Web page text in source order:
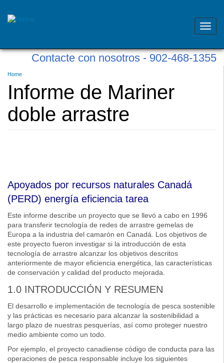
Skip
content
Contacte con nosotros - 902-468-1355
Usted
está
aquí
Home
Informe de Mariner
doble arrastre
Apoyados por recursos naturales Canadá
(PERD) energía eficiencia tarea
Este informe describe un proyecto que se llevó a cabo en 1996
para transferir tecnología de redes de arrastre gemelas de
Europa a la industria del camarón en Canadá. Los objetivos de
este proyecto fueron investigar si la introducción de esta
tecnología de arrastre alcanzar los objetivos descritos
anteriormente de mayor eficiencia energética, las características
de conservación y calidad del producto mejorada.
1.0 INTRODUCCIÓN Y RESUMEN
El desarrollo e implementación de tecnología de pesca sostenible
y las prácticas es necesario para alcanzar la sostenibilidad a
largo plazo de nuestras pesquerías, así como proteger nuestro
medio ambiente como un todo.
Por ejemplo, el proyecto canadiense código de conducta para las
operaciones de pesca responsable incluye los siguientes